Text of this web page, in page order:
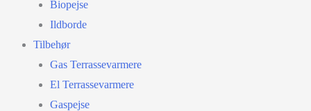
Biopejse
Ildborde
Tilbehør
Gas Terrassevarmere
El Terrassevarmere
Gaspejse